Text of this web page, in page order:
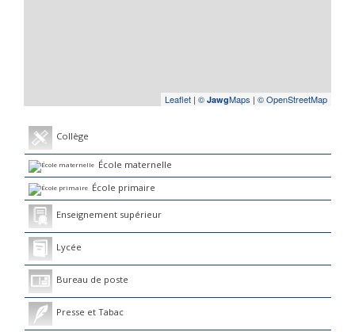
Leaflet | © JawgMaps | © OpenStreetMap
Collège
École maternelle
École primaire
Enseignement supérieur
Lycée
Bureau de poste
Presse et Tabac